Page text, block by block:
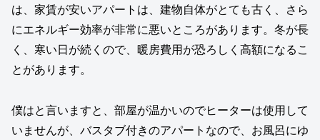
は、家賃が安いアパートは、建物自体がとても古く、さら
にエネルギー効率が非常に悪いところがあります。冬が長
く、寒い日が続くので、暖房費用が恐ろしく高額になるこ
とがあります。
僕はと言いますと、部屋が温かいのでヒーターは使用して
いませんが、バスタブ付きのアパートなので、お風呂にゆ